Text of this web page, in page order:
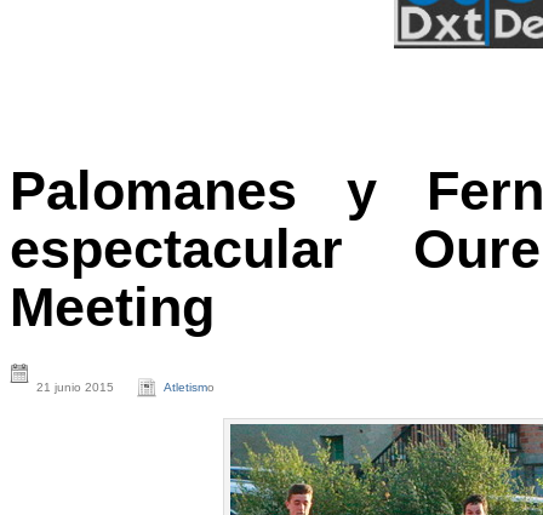
Palomanes y
espectacular
Meeting
21 junio 2015 Atletismo